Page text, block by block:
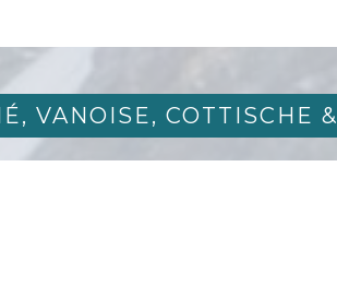
VANOISE, COTTISCHE &